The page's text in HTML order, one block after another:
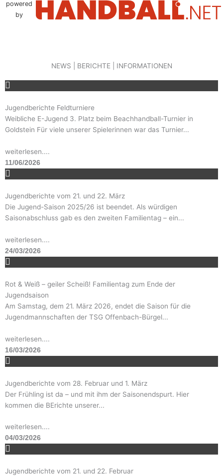
powered
by
NEWS | BERICHTE | INFORMATIONEN
Jugendberichte Feldturniere
Weibliche E-Jugend 3. Platz beim Beachhandball-Turnier in
Goldstein Für viele unserer Spielerinnen war das Turnier...
weiterlesen....
11/06/2026
Jugendberichte vom 21. und 22. März
Die Jugend-Saison 2025/26 ist beendet. Als würdigen
Saisonabschluss gab es den zweiten Familientag – ein...
weiterlesen....
24/03/2026
Rot & Weiß – geiler Scheiß! Familientag zum Ende der
Jugendsaison
Am Samstag, dem 21. März 2026, endet die Saison für die
Jugendmannschaften der TSG Offenbach-Bürgel...
weiterlesen....
16/03/2026
Jugendberichte vom 28. Februar und 1. März
Der Frühling ist da – und mit ihm der Saisonendspurt. Hier
kommen die BErichte unserer...
weiterlesen....
04/03/2026
Jugendberichte vom 21. und 22. Februar